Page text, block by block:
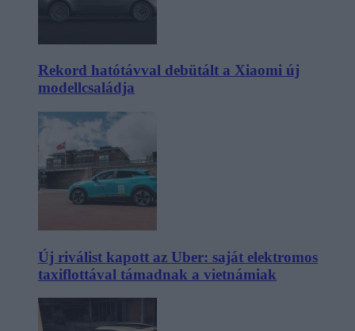
Rekord hatótávval debütált a Xiaomi új
modellcsaládja
Új riválist kapott az Uber: saját elektromos
taxiflottával támadnak a vietnámiak